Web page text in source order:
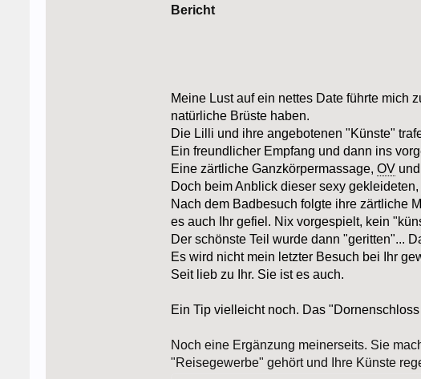
Bericht
Meine Lust auf ein nettes Date führte mich
natürliche Brüste haben.
Die Lilli und ihre angebotenen "Künste"
Ein freundlicher Empfang und dann ins
Eine zärtliche Ganzkörpermassage, OV und
Doch beim Anblick dieser sexy
Nach dem Badbesuch folgte ihre zärtliche
es auch Ihr gefiel. Nix vorgespielt, kein
Der schönste Teil wurde dann "geritten"...
Es wird nicht mein letzter Besuch bei Ihr
Seit lieb zu Ihr. Sie ist es auch.
Ein Tip vielleicht noch. Das
Noch eine Ergänzung meinerseits. Sie
"Reisegewerbe" gehört und Ihre Künste